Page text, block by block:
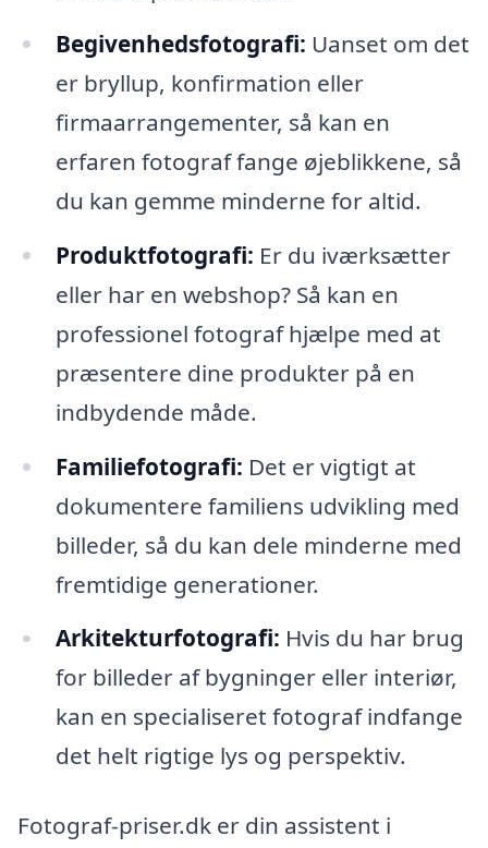
Begivenhedsfotografi: Uanset om det
er bryllup, konfirmation eller
firmaarrangementer, så kan en
erfaren fotograf fange øjeblikkene, så
du kan gemme minderne for altid.
Produktfotografi: Er du iværksætter
eller har en webshop? Så kan en
professionel fotograf hjælpe med at
præsentere dine produkter på en
indbydende måde.
Familiefotografi: Det er vigtigt at
dokumentere familiens udvikling med
billeder, så du kan dele minderne med
fremtidige generationer.
Arkitekturfotografi: Hvis du har brug
for billeder af bygninger eller interiør,
kan en specialiseret fotograf indfange
det helt rigtige lys og perspektiv.
Fotograf-priser.dk er din assistent i